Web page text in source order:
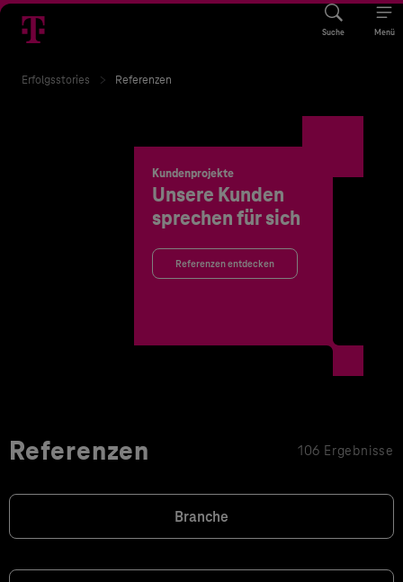
Suche Menü
Erfolgsstories Referenzen
Kundenprojekte
Unsere Kunden
sprechen für sich
Referenzen entdecken
Referenzen 106 Ergebnisse
Branche